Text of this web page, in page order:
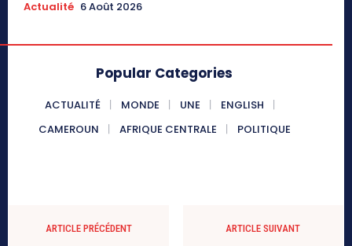
Actualité 6 Août 2026
Popular Categories
ACTUALITÉ MONDE UNE
ENGLISH
CAMEROUN
AFRIQUE CENTRALE POLITIQUE
ARTICLE PRÉCÉDENT ARTICLE SUIVANT